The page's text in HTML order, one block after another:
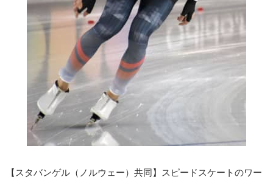
【スタバンゲル（ノルウェー）共同】スピードスケートのワー